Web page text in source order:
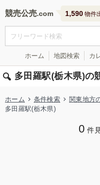
競売公売 1,590 物件
ホーム 地図検索 カ
多田羅駅(栃木県)の
ホーム 条件検索 関東地方
多田羅駅(栃木県)
0 件